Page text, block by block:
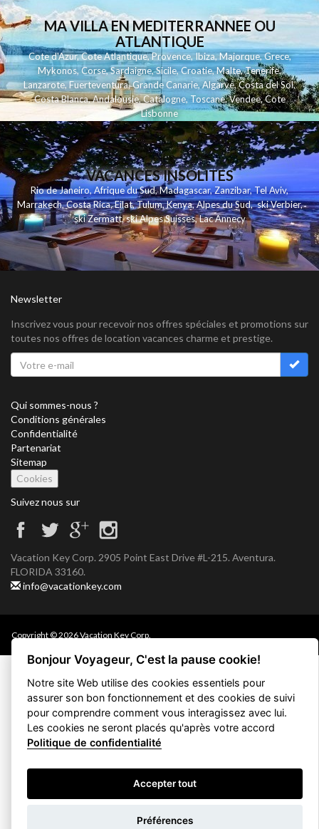
recherche
MA VILLA EN MEDITERRANNEE OU
ATLANTIQUE
Cote d'Azur,Cote Atlantique,Provence,Ibiza,Majorque,Grece,
Mykonos,Corse,Sardaigne,Sicile,Croatie,Malte,Tenerife,
Lanzarote,Fuerteventura,Grande Canarie,Algarve,Costa del Sol,
Costa Blanca,Andalousie,Catalogne,Toscane,Vendee,Cote
Lisbonne
VACANCES INSOLITES
Rio de Janeiro,Afrique du Sud,Madagascar,Zanzibar,Tel Aviv,
Marrakech,Costa Rica,Eilat,Tulum,Kenya,Alpes du Sud,ski Verbier,
ski Zermatt,ski Alpes Suisses,Lac Annecy
Newsletter
Inscrivez vous pour recevoir nos offres spéciales et promotions sur
toutes nos offres de location vacances charme et prestige.
Qui sommes-nous ?
Conditions générales
Confidentialité
Partenariat
Sitemap
Cookies
Suivez nous sur
Vacation Key Corp. 2905 Point East Drive #L-215. Aventura.
FLORIDA 33160.
info@vacationkey.com
Copyright © 2026 Vacation Key Corp.
Bonjour Voyageur, C'est la pause cookie!
Notre site Web utilise des cookies essentiels pour
assurer son bon fonctionnement et des cookies de suivi
pour comprendre comment vous interagissez avec lui.
Les cookies ne seront placés qu'après votre accord
Politique de confidentialité
Accepter tout
Préférences